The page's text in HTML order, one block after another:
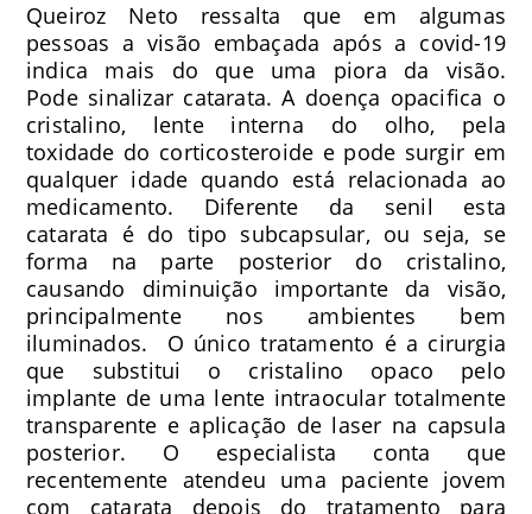
Queiroz Neto ressalta que em algumas
pessoas a visão embaçada após a covid-19
indica mais do que uma piora da visão.
Pode sinalizar catarata. A doença opacifica o
cristalino, lente interna do olho, pela
toxidade do corticosteroide e pode surgir em
qualquer idade quando está relacionada ao
medicamento. Diferente da senil esta
catarata é do tipo subcapsular, ou seja, se
forma na parte posterior do cristalino,
causando diminuição importante da visão,
principalmente nos ambientes bem
iluminados. O único tratamento é a cirurgia
que substitui o cristalino opaco pelo
implante de uma lente intraocular totalmente
transparente e aplicação de laser na capsula
posterior. O especialista conta que
recentemente atendeu uma paciente jovem
com catarata depois do tratamento para